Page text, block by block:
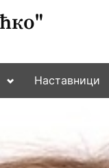
Toggle
menu
Наставници